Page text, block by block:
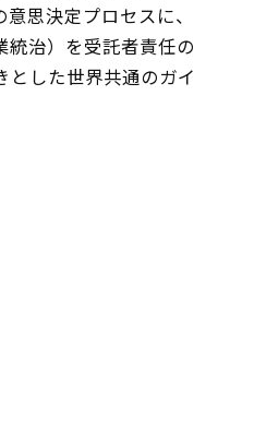
思決定プロセスに、
統治）を受託者責任の
とした世界共通のガイ